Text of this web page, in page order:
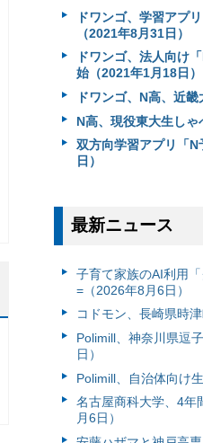
ドワンゴ、学習アプ
（2021年8月31日）
ドワンゴ、法人向け
始（2021年1月18日）
ドワンゴ、N高、近
N高、現役東大生しゃ
双方向学習アプリ「
日）
最新ニュース
子育て家族のAI利用
=（2026年8月6日）
コドモン、長崎県時
Polimill、神奈川県逗
日）
Polimill、自治体向け
名古屋商科大学、4年
月6日）